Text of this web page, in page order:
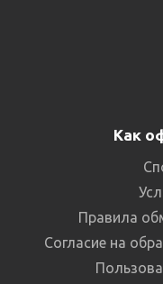
Как
Правила
Согласие на